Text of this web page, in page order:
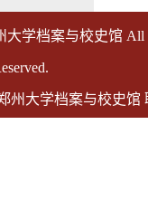
大学档案与校史馆 All
州大学档案与校史馆